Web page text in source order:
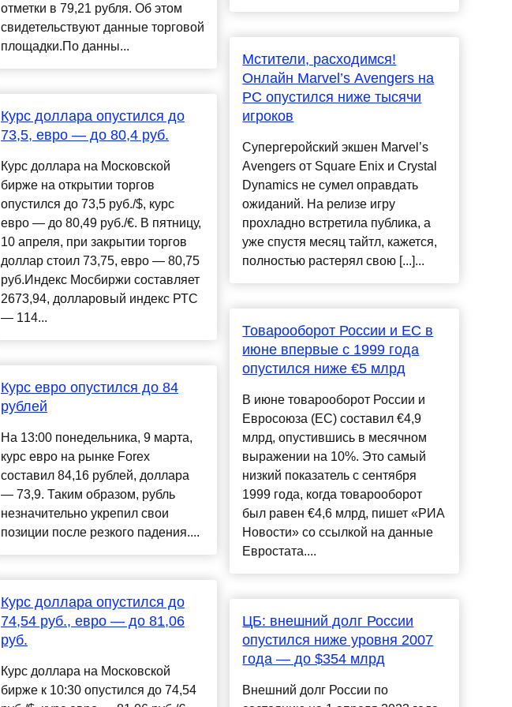
отметки в 79,21 рубля. Об этом
свидетельствуют данные торговой
площадки.По данны...
Курс доллара опустился до
73,5, евро — до 80,4 руб.
Курс доллара на Московской
бирже на открытии торгов
опустился до 73,5 руб./$, курс
евро — до 80,49 руб./€. В пятницу,
10 апреля, при закрытии торгов
доллар стоил 73,75, евро — 80,75
руб.Индекс Мосбиржи составляет
2673,94, долларовый индекс РТС
— 114...
Курс евро опустился до 84
рублей
На 13:00 понедельника, 9 марта,
курс евро на рынке Forex
составил 84,16 рублей, доллара
— 73,9. Таким образом, рубль
незначительно укрепил свои
позиции после резкого падения....
Курс доллара опустился до
74,54 руб., евро — до 81,06
руб.
Курс доллара на Московской
бирже к 10:30 опустился до 74,54
Мстители, расходимся!
Онлайн Marvel’s Avengers на
PC опустился ниже тысячи
игроков
Супергеройский экшен Marvel’s
Avengers от Square Enix и Crystal
Dynamics не сумел оправдать
ожиданий. На релизе игру
прохладно встретила публика, а
уже спустя месяц тайтл, кажется,
полностью растерял свою [...]...
Товарооборот России и ЕС в
июне впервые с 1999 года
опустился ниже €5 млрд
В июне товарооборот России и
Евросоюза (ЕС) составил €4,9
млрд, опустившись в месячном
выражении на 10%. Это самый
низкий показатель с сентября
1999 года, когда товарооборот
был равен €4,6 млрд, пишет «РИА
Новости» со ссылкой на данные
Евростата....
ЦБ: внешний долг России
опустился ниже уровня 2007
года — до $354 млрд
Внешний долг России по